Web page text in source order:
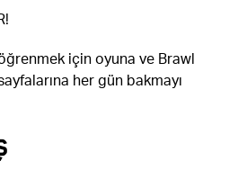
için oyuna ve Brawl
her gün bakmayı